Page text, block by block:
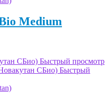
Medium
Быстрый просмотр
Быстрый